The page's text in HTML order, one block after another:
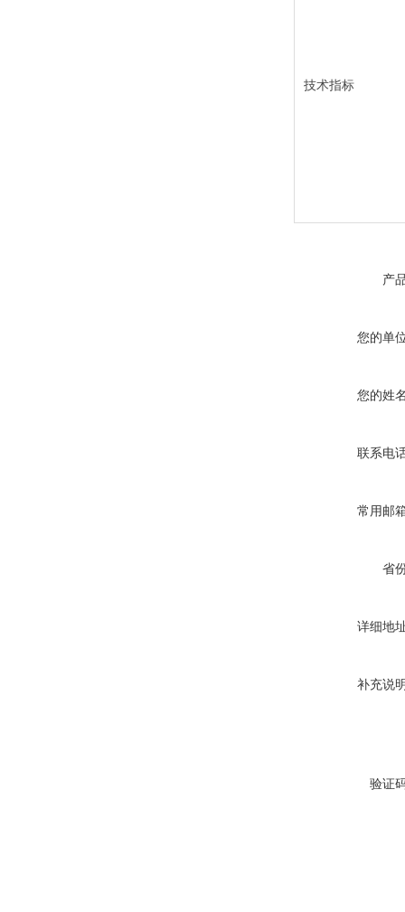
技术指标
产
您的单
您的姓
联系电
常用邮
省
详细地
补充说
验证